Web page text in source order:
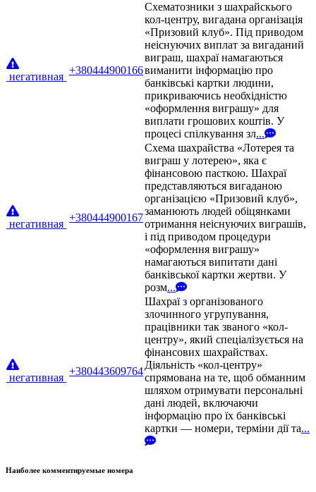
негативная
+380444900166
Схематозники з шахрайскього
кол-центру, вигадана організація
«Призовий клуб». Під приводом
неіснуючих виплат за вигаданий
виграш, шахраї намагаються
виманити інформацію про
банківські картки людини,
прикриваючись необхідністю
«оформлення виграшу» для
виплати грошових коштів. У
процесі спілкування зл...
негативная
+380444900167
Схема шахрайства «Лотерея та
виграш у лотерею», яка є
фінансовою пасткою. Шахраї
представляються вигаданою
організацією «Призовий клуб»,
заманюють людей обіцянками
отримання неіснуючих виграшів,
і під приводом процедури
«оформлення виграшу»
намагаються випитати дані
банківської картки жертви. У
розм...
негативная
+380443609764
Шахраї з організованого
злочинного угрупування,
працівники так званого «кол-
центру», який спеціалізується на
фінансових шахрайствах.
Діяльність «кол-центру»
спрямована на те, щоб обманним
шляхом отримувати персональні
дані людей, включаючи
інформацію про їх банківські
картки — номери, терміни дії та...
Наиболее комментируемые номера